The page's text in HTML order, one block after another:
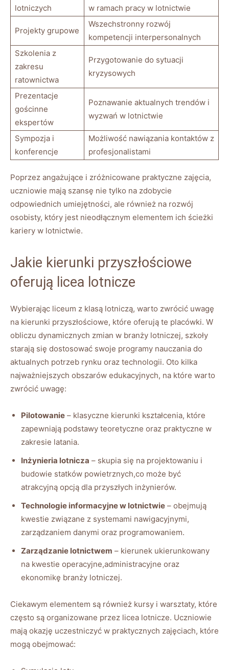
lotniczych
w ramach pracy w lotnictwie
Projekty grupowe
Wszechstronny rozwój
kompetencji interpersonalnych
Szkolenia z
zakresu
ratownictwa
Przygotowanie do sytuacji
kryzysowych
Prezentacje
gościnne
ekspertów
Poznawanie aktualnych trendów i
wyzwań w lotnictwie
Sympozja i
konferencje
Możliwość nawiązania kontaktów z
profesjonalistami
Poprzez angażujące i zróżnicowane praktyczne zajęcia,
uczniowie mają szansę nie tylko na zdobycie
odpowiednich umiejętności, ale również na rozwój
osobisty, który jest nieodłącznym elementem ich ścieżki
kariery w lotnictwie.
Jakie kierunki przyszłościowe
oferują licea lotnicze
Wybierając liceum z klasą lotniczą, warto zwrócić uwagę
na kierunki przyszłościowe, które oferują te placówki. W
obliczu dynamicznych zmian w branży lotniczej, szkoły
starają się dostosować swoje programy nauczania do
aktualnych potrzeb rynku oraz technologii. Oto kilka
najważniejszych obszarów edukacyjnych, na które warto
zwrócić uwagę:
Pilotowanie – klasyczne kierunki kształcenia, które
zapewniają podstawy teoretyczne oraz praktyczne w
zakresie latania.
Inżynieria lotnicza – skupia się na projektowaniu i
budowie statków powietrznych,co może być
atrakcyjną opcją dla przyszłych inżynierów.
Technologie informacyjne w lotnictwie – obejmują
kwestie związane z systemami nawigacyjnymi,
zarządzaniem danymi oraz programowaniem.
Zarządzanie lotnictwem – kierunek ukierunkowany
na kwestie operacyjne,administracyjne oraz
ekonomikę branży lotniczej.
Ciekawym elementem są również kursy i warsztaty, które
często są organizowane przez licea lotnicze. Uczniowie
mają okazję uczestniczyć w praktycznych zajęciach, które
mogą obejmować: